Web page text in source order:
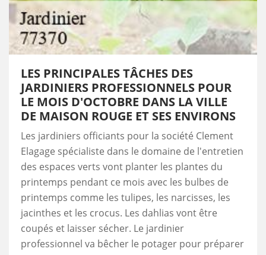
LES PRINCIPALES TÂCHES DES
JARDINIERS PROFESSIONNELS POUR
LE MOIS D'OCTOBRE DANS LA VILLE
DE MAISON ROUGE ET SES ENVIRONS
Les jardiniers officiants pour la société Clement
Elagage spécialiste dans le domaine de l'entretien
des espaces verts vont planter les plantes du
printemps pendant ce mois avec les bulbes de
printemps comme les tulipes, les narcisses, les
jacinthes et les crocus. Les dahlias vont être
coupés et laisser sécher. Le jardinier
professionnel va bêcher le potager pour préparer